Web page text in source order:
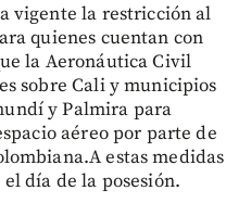
vigente la restricción al
quienes cuentan con
la Aeronáutica Civil
sobre Cali y municipios
y Palmira para
aéreo por parte de
estas medidas
día de la posesión.